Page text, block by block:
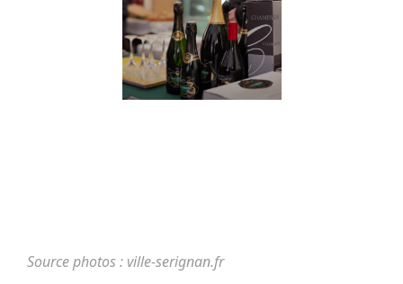
Source photos : ville-serignan.fr